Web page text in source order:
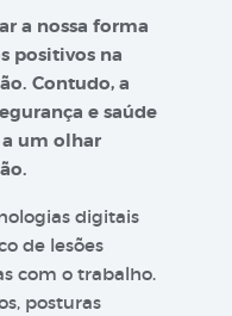
a nossa forma
positivos na
Contudo, a
e saúde
um olhar
digitais
de lesões
com o trabalho.
posturas